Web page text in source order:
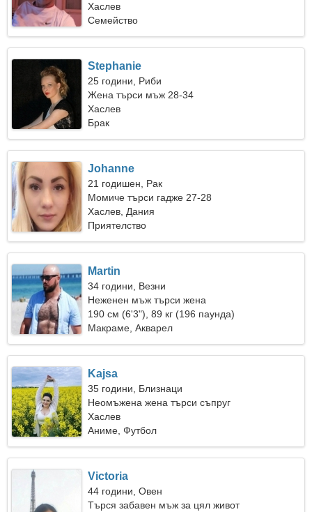
жена
Хаслев
Семейство
Stephanie
25 години, Риби
Жена търси мъж 28-34
Хаслев
Брак
Johanne
21 годишен, Рак
Момиче търси гадже 27-28
Хаслев, Дания
Приятелство
Martin
34 години, Везни
Неженен мъж търси жена
190 см (6'3"), 89 кг (196 паунда)
Макраме, Акварел
Kajsa
35 години, Близнаци
Неомъжена жена търси съпруг
Хаслев
Аниме, Футбол
Victoria
44 години, Овен
Търся забавен мъж за цял живот